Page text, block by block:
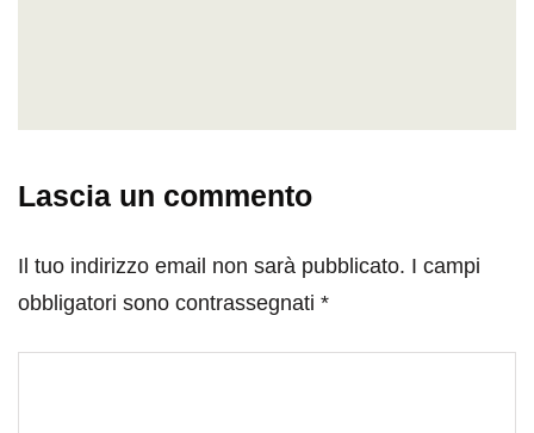
Lascia un commento
Il tuo indirizzo email non sarà pubblicato. I campi
obbligatori sono contrassegnati *